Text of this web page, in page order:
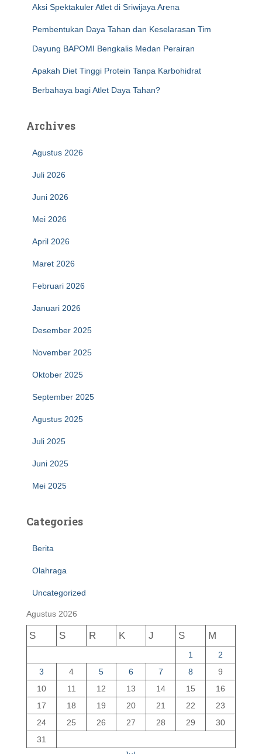
Aksi Spektakuler Atlet di Sriwijaya Arena
Pembentukan Daya Tahan dan Keselarasan Tim
Dayung BAPOMI Bengkalis Medan Perairan
Apakah Diet Tinggi Protein Tanpa Karbohidrat
Berbahaya bagi Atlet Daya Tahan?
Archives
Agustus 2026
Juli 2026
Juni 2026
Mei 2026
April 2026
Maret 2026
Februari 2026
Januari 2026
Desember 2025
November 2025
Oktober 2025
September 2025
Agustus 2025
Juli 2025
Juni 2025
Mei 2025
Categories
Berita
Olahraga
Uncategorized
Agustus 2026
S S R K J S M
1
2
3
4 5 6 7 8
9
10
11 12 13 14 15
16
17
18 19 20 21 22
23
24
25 26 27 28 29
30
31